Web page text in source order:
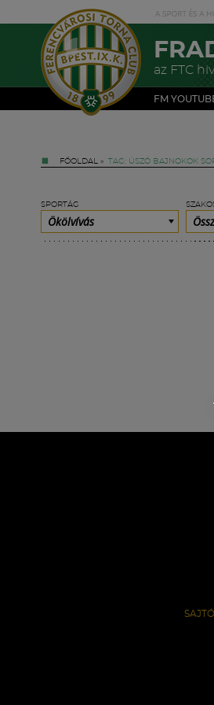
az FTC
FM
FŐOLDAL » TAG: ÚSZÓ BAJNOKOK
SPORTÁG
Ökölvívás